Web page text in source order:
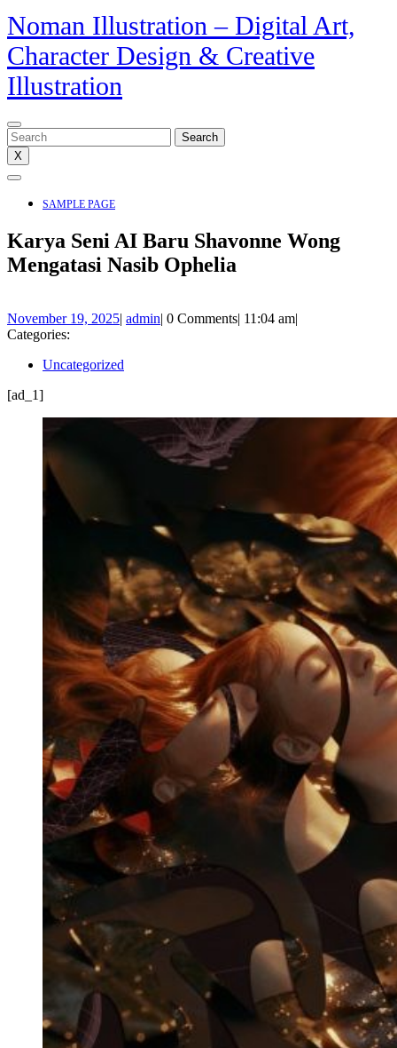
Skip
to
content
Noman Illustration – Digital Art,
Character Design & Creative
Illustration
Search
for:
X
Open
SAMPLE PAGE
CLOSE
MENU
Karya Seni AI Baru Shavonne Wong
Mengatasi Nasib Ophelia
November 19, 2025November
| adminadmin
| 0 Comments| 11:04 am|
Categories:
Uncategorized
[ad_1]